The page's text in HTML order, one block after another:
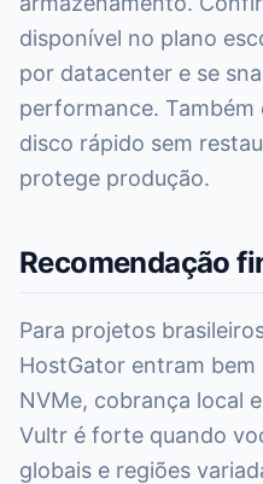
disponível no plano
por datacenter e se
performance.
disco rápido sem
protege produção.
Recomendação
Para projetos
HostGator entram
NVMe, cobrança local
Vultr é forte quando
globais e regiões